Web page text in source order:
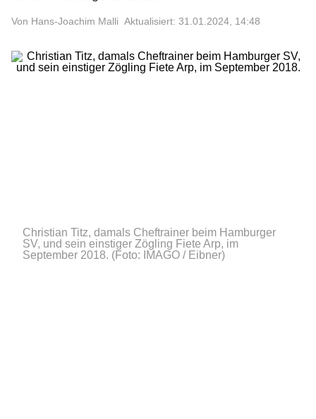
Von Hans-Joachim Malli Aktualisiert: 31.01.2024, 14:48
Christian Titz, damals Cheftrainer beim Hamburger
SV, und sein einstiger Zögling Fiete Arp, im
September 2018. (Foto: IMAGO / Eibner)